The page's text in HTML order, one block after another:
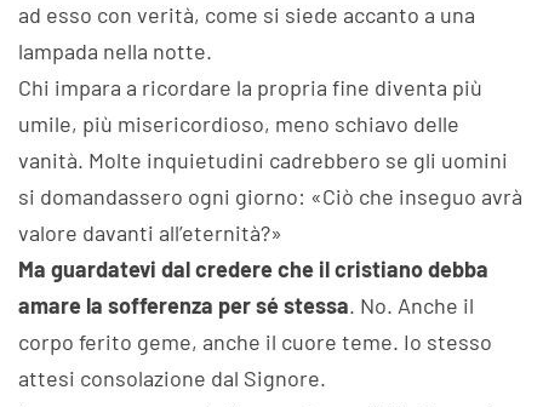
ad esso con verità, come si siede accanto a una
lampada nella notte.
Chi impara a ricordare la propria fine diventa più
umile, più misericordioso, meno schiavo delle
vanità. Molte inquietudini cadrebbero se gli uomini
si domandassero ogni giorno: «Ciò che inseguo avrà
valore davanti all’eternità?»
Ma guardatevi dal credere che il cristiano debba
amare la sofferenza per sé stessa. No. Anche il
corpo ferito geme, anche il cuore teme. Io stesso
attesi consolazione dal Signore.